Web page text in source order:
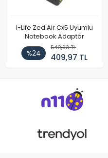
I-Life Zed Air Cx5 Uyumlu
Notebook Adaptör
%24
540,93 TL
409,97 TL